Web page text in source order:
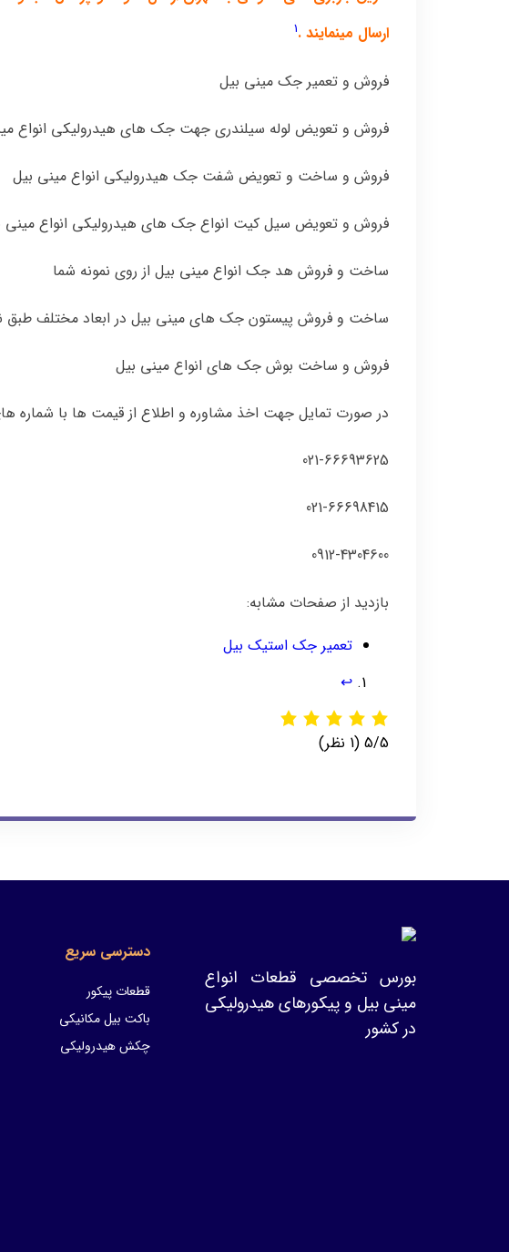
ارسال مینمایند .1
فروش و تعمیر جک مینی بیل
فروش و تعویض لوله سیلندری جهت جک های هیدرولیکی انواع
فروش و ساخت و تعویض شفت جک هیدرولیکی انواع مینی بیل
فروش و تعویض سیل کیت انواع جک های هیدرولیکی انواع مینی
ساخت و فروش هد جک انواع مینی بیل از روی نمونه شما
ساخت و فروش پیستون جک های مینی بیل در ابعاد مختلف طبق
فروش و ساخت بوش جک های انواع مینی بیل
در صورت تمایل جهت اخذ مشاوره و اطلاع از قیمت ها با شماره
021-66693625
021-66698415
0912-4304600
بازدید از صفحات مشابه:
تعمیر جک استیک بیل
↩︎
‫5/5 ‫(1 نظر)
بورس تخصصی قطعات انواع
مینی بیل و پیکورهای هیدرولیکی
در کشور
دسترسی سریع
قطعات پیکور
باکت بیل مکانیکی
چکش هیدرولیکی